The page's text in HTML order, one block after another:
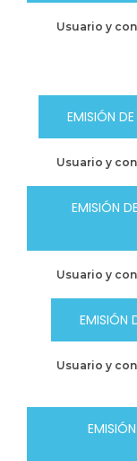
Usuario y
EMISIÓN
Usuario y
EMISIÓN
Usuario y
EMISIÓN
Usuario y